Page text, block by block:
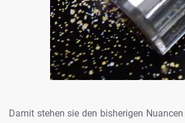
Damit stehen sie den bisherigen Nuancen